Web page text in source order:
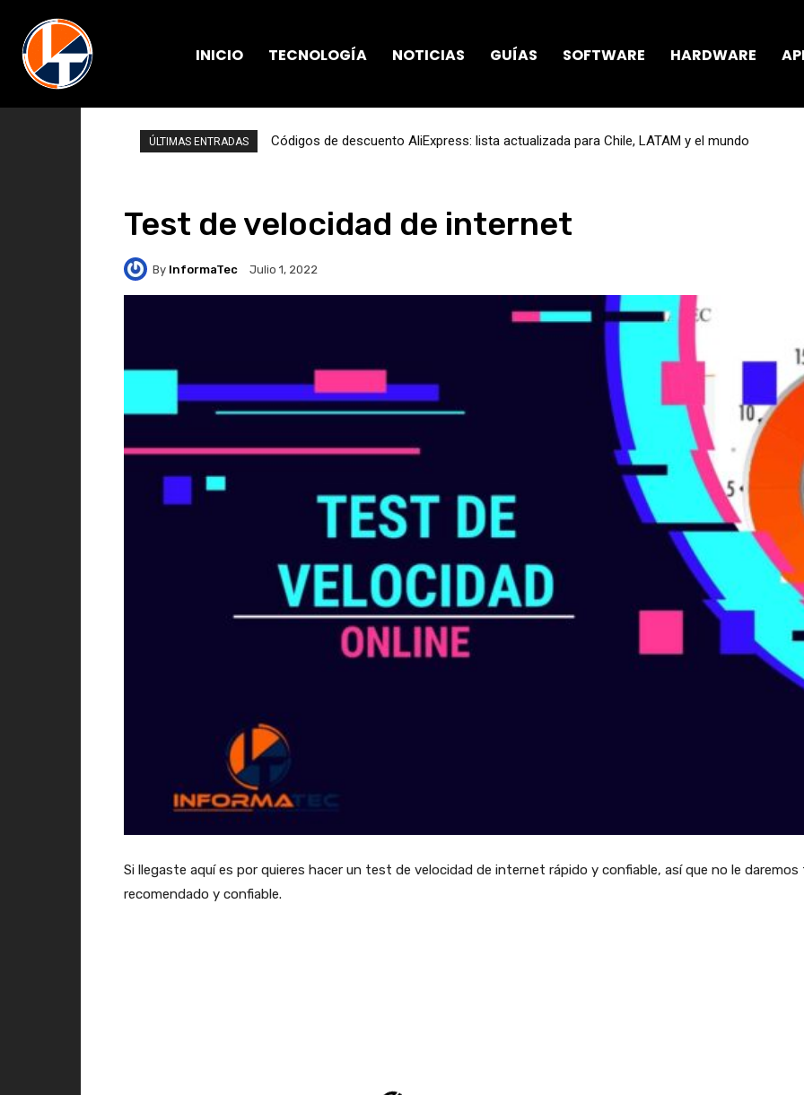
INICIO TECNOLOGÍA NOTICIAS GUÍAS SOFTWARE HARDWARE
ÚLTIMAS ENTRADAS Códigos de descuento AliExpress: lista actualizada para Chile, LATAM y el mundo
Test de velocidad de internet
By InformaTec Julio 1, 2022
Si llegaste aquí es por quieres hacer un test de velocidad de internet rápido y confiable, así que no le
recomendado y confiable.